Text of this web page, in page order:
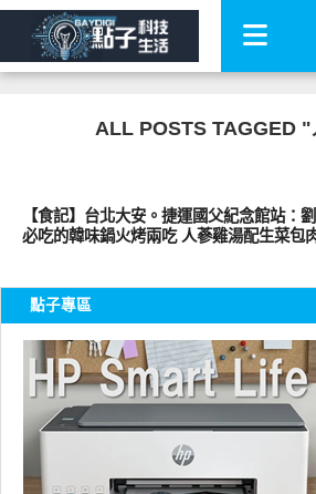
ALL POSTS TAGGED
【食記】台北大安。捷運國父紀念館站：
必吃的韓味鍋火烤兩吃 人蔘雞湯配生菜包
點子專區